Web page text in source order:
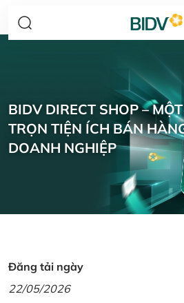
BIDV DIRECT SHOP –
TRỌN TIỆN ÍCH BÁN
DOANH NGHIỆP
Đăng tải ngày
22/05/2026